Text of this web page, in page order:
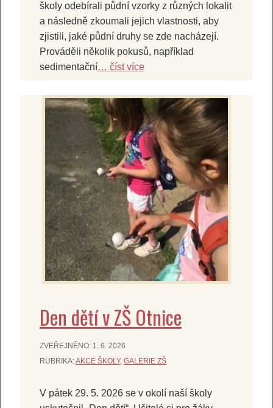
školy odebírali půdní vzorky z různých lokalit
a následně zkoumali jejich vlastnosti, aby
zjistili, jaké půdní druhy se zde nacházejí.
Prováděli několik pokusů, například
sedimentační… číst více
Den dětí v ZŠ Otnice
ZVEŘEJNĚNO: 1. 6. 2026
RUBRIKA:AKCE ŠKOLY, GALERIE ZŠ
V pátek 29. 5. 2026 se v okolí naší školy